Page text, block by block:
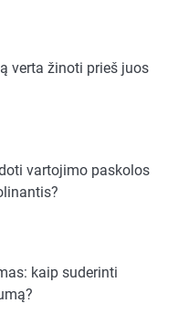
verta žinoti prieš juos
vartojimo paskolos
kaip suderinti